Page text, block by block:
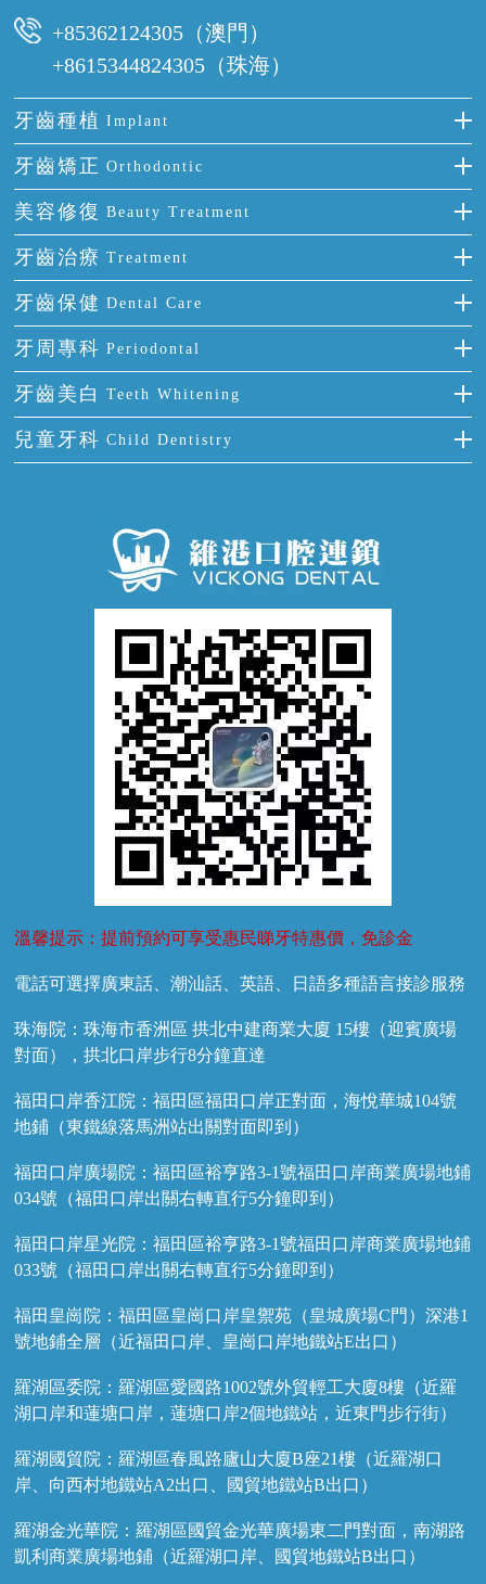
+85362124305（澳門）
+8615344824305（珠海）
牙齒種植 Implant
種牙
單顆牙缺失
門牙缺失
多顆牙缺失
半口缺失
全口缺失
牙齒矯正 Orthodontic
隱形箍牙
前牙反頜
牙齒擁擠
牙齒前突
牙齒稀疏
美容修復 Beauty Treatment
全瓷牙
烤瓷牙
氟斑牙
四環素牙
活動假牙
牙貼面
牙齒治療 Treatment
補牙
智齒
根管治療
拔牙
牙痛
牙齒保健 Dental Care
正確刷牙
全國愛牙日
預防牙病
牙科通識
牙周專科 Periodontal
牙周炎
牙齦出血
牙齦炎
牙齦萎縮
牙齒美白 Teeth Whitening
冷光美白
兒童牙科 Child Dentistry
溫馨提示：提前預約可享受惠民睇牙特惠價，免診金
電話可選擇廣東話、潮汕話、英語、日語多種語言接診服務
珠海院：珠海市香洲區 拱北中建商業大廈 15樓（迎賓廣場
對面），拱北口岸步行8分鐘直達
福田口岸香江院：福田區福田口岸正對面，海悅華城104號
地鋪（東鐵線落馬洲站出關對面即到）
福田口岸廣場院：福田區裕亨路3-1號福田口岸商業廣場地鋪
034號（福田口岸出關右轉直行5分鐘即到）
福田口岸星光院：福田區裕亨路3-1號福田口岸商業廣場地鋪
033號（福田口岸出關右轉直行5分鐘即到）
福田皇崗院：福田區皇崗口岸皇禦苑（皇城廣場C門）深港1
號地鋪全層（近福田口岸、皇崗口岸地鐵站E出口）
羅湖區委院：羅湖區愛國路1002號外貿輕工大廈8樓（近羅
湖口岸和蓮塘口岸，蓮塘口岸2個地鐵站，近東門步行街）
羅湖國貿院：羅湖區春風路廬山大廈B座21樓（近羅湖口
岸、向西村地鐵站A2出口、國貿地鐵站B出口）
羅湖金光華院：羅湖區國貿金光華廣場東二門對面，南湖路
凱利商業廣場地鋪（近羅湖口岸、國貿地鐵站B出口）